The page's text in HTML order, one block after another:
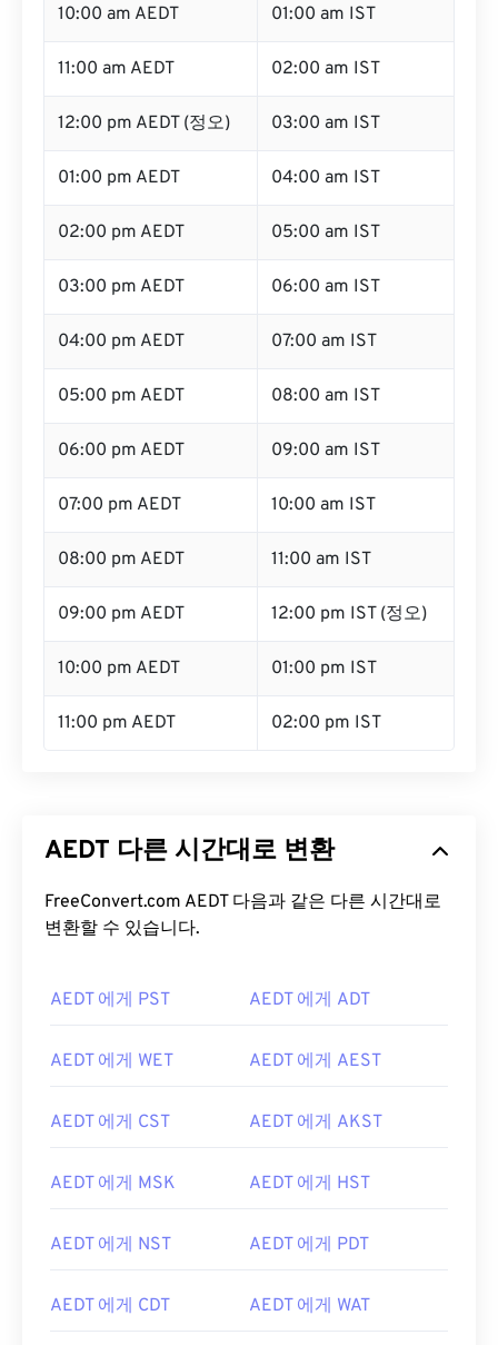
10:00 am AEDT 01:00 am IST
11:00 am AEDT 02:00 am IST
12:00 pm AEDT (정오) 03:00 am IST
01:00 pm AEDT 04:00 am IST
02:00 pm AEDT 05:00 am IST
03:00 pm AEDT 06:00 am IST
04:00 pm AEDT 07:00 am IST
05:00 pm AEDT 08:00 am IST
06:00 pm AEDT 09:00 am IST
07:00 pm AEDT 10:00 am IST
08:00 pm AEDT 11:00 am IST
09:00 pm AEDT 12:00 pm IST (정오)
10:00 pm AEDT 01:00 pm IST
11:00 pm AEDT 02:00 pm IST
AEDT 다른 시간대로 변환
FreeConvert.com AEDT 다음과 같은 다른 시간대로
변환할 수 있습니다.
AEDT 에게 PST AEDT 에게 ADT
AEDT 에게 WET AEDT 에게 AEST
AEDT 에게 CST AEDT 에게 AKST
AEDT 에게 MSK AEDT 에게 HST
AEDT 에게 NST AEDT 에게 PDT
AEDT 에게 CDT AEDT 에게 WAT